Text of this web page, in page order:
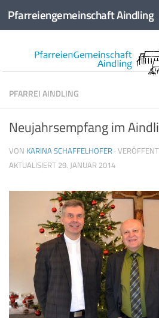
Zum Inhalt springen
Pfarreiengemeinschaft Aindling
PFARREI AINDLING
Neujahrsempfang im
VON KARINA SCHAFFELHOFER ·
AKTUALISIERT 29. JANUAR 2014